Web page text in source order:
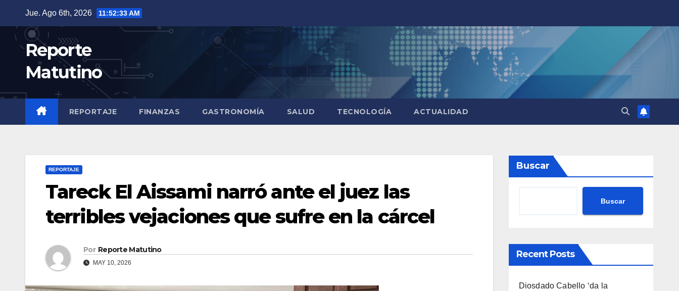
contenido
Jue. Ago 6th, 2026 11:52:35 AM
Reporte
Matutino
REPORTAJE FINANZAS GASTRONOMÍA SALUD TECNOLOGÍA ACTUALIDAD
REPORTAJE
Tareck El Aissami narró ante el juez las
terribles vejaciones que sufre en la cárcel
Por Reporte Matutino
MAY 10, 2026
Buscar
Buscar
Recent Posts
Diosdado Cabello ‘da la